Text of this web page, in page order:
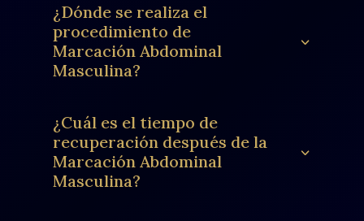
¿Dónde se realiza el
procedimiento de
Marcación Abdominal
Masculina?
¿Cuál es el tiempo de
recuperación después de la
Marcación Abdominal
Masculina?